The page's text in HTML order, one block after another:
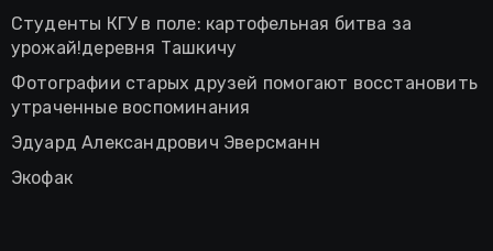
Студенты КГУ в поле: картофельная битва за
урожай!деревня Ташкичу
Фотографии старых друзей помогают восстановить
утраченные воспоминания
Эдуард Александрович Эверсманн
Экофак